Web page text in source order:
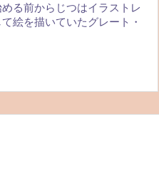
る前からじつはイラストレ
絵を描いていたグレート・